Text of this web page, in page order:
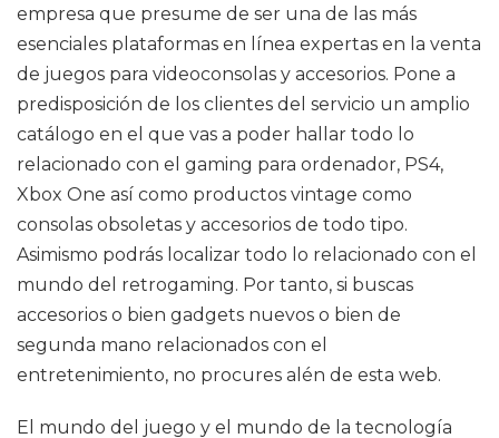
empresa que presume de ser una de las más
esenciales plataformas en línea expertas en la venta
de juegos para videoconsolas y accesorios. Pone a
predisposición de los clientes del servicio un amplio
catálogo en el que vas a poder hallar todo lo
relacionado con el gaming para ordenador, PS4,
Xbox One así como productos vintage como
consolas obsoletas y accesorios de todo tipo.
Asimismo podrás localizar todo lo relacionado con el
mundo del retrogaming. Por tanto, si buscas
accesorios o bien gadgets nuevos o bien de
segunda mano relacionados con el
entretenimiento, no procures alén de esta web.
El mundo del juego y el mundo de la tecnología